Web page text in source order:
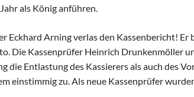
als König anführen.
Eckhard Arning verlas den Kassenbericht!
Die Kassenprüfer Heinrich Drunkenmöller
die Entlastung des Kassierers als auch des
einstimmig zu. Als neue Kassenprüfer